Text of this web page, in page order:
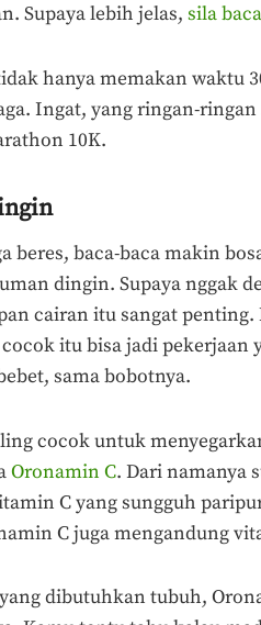
Supaya lebih jelas, sila
hanya memakan waktu
Ingat, yang ringan-
10K.
beres, baca-baca makin
dingin. Supaya nggak
cairan itu sangat penting.
itu bisa jadi pekerjaan
sama bobotnya.
cocok untuk
Oronamin C. Dari namanya
C yang sungguh
C juga mengandung
dibutuhkan tubuh,